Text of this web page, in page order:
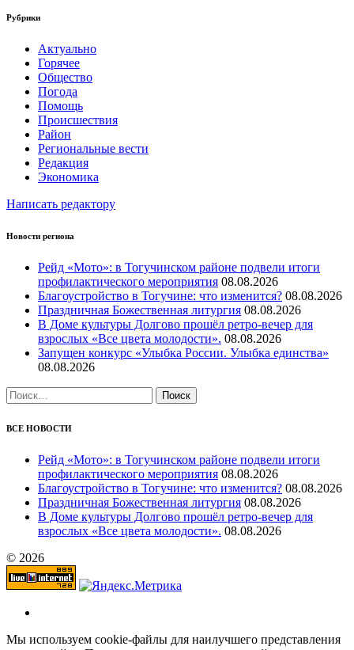
Рубрики
Актуально
Горячее
Общество
Погода
Помощь
Происшествия
Район
Региональные вести
Редакция
Экономика
Написать редактору
Новости региона
Рейд «Мото»: в Тогучинском районе подвели итоги
профилактического мероприятия 08.08.2026
Благоустройство в Тогучине: что изменится? 08.08.2026
Праздничная Божественная литургия 08.08.2026
В Доме культуры Долгово прошёл ретро-вечер для
взрослых «Все цвета молодости». 08.08.2026
Запущен конкурс «Улыбка России. Улыбка единства»
08.08.2026
Найти:
ВСЕ НОВОСТИ
Рейд «Мото»: в Тогучинском районе подвели итоги
профилактического мероприятия 08.08.2026
Благоустройство в Тогучине: что изменится? 08.08.2026
Праздничная Божественная литургия 08.08.2026
В Доме культуры Долгово прошёл ретро-вечер для
взрослых «Все цвета молодости». 08.08.2026
© 2026
Мы используем cookie-файлы для наилучшего представления